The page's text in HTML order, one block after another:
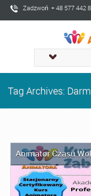
Zadzwoń + 48 577 442
Tag Archives:
Animator Czasu